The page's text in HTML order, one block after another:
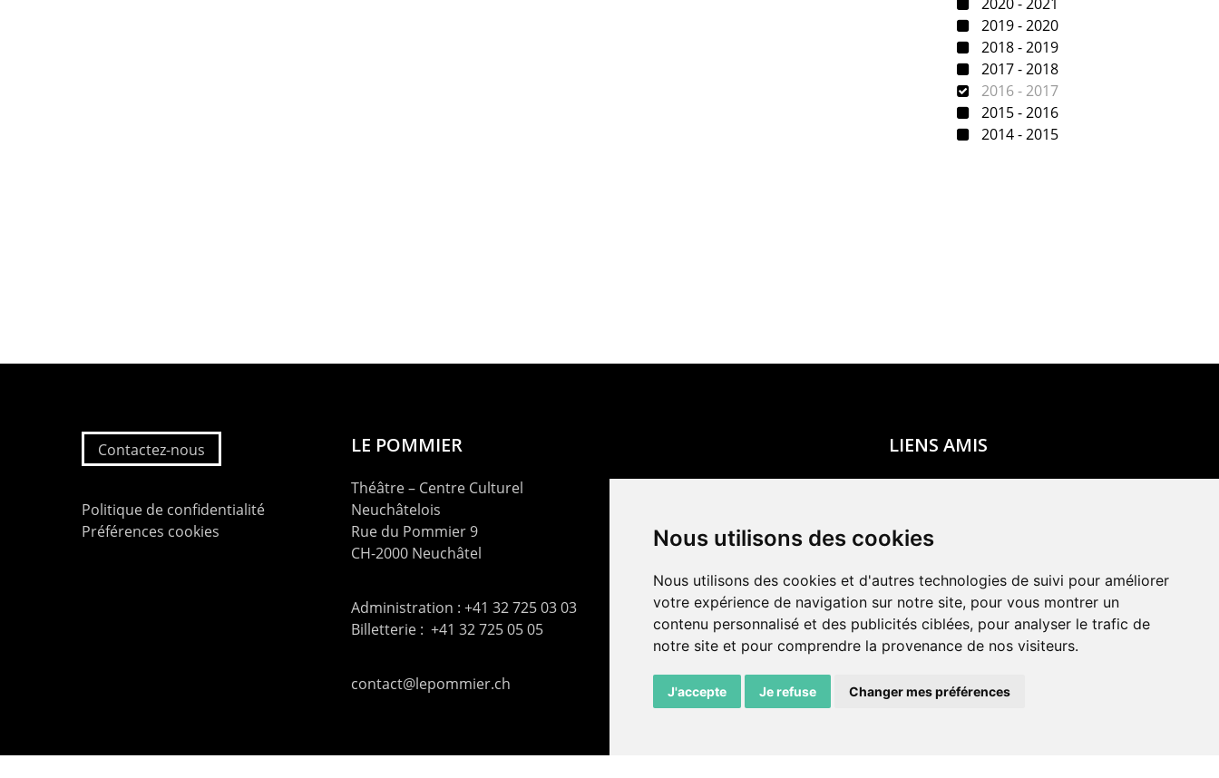
Nous utilisons des cookies
Nous utilisons des cookies et d'autres technologies de suivi pour améliorer
votre expérience de navigation sur notre site, pour vous montrer un
contenu personnalisé et des publicités ciblées, pour analyser le trafic de
notre site et pour comprendre la provenance de nos visiteurs.
J'accepte Je refuse Changer mes préférences
2019 - 2020
2018 - 2019
2017 - 2018
2016 - 2017
2015 - 2016
2014 - 2015
Contactez-nous
Politique de confidentialité
Préférences cookies
LE POMMIER
Théâtre – Centre Culturel
Neuchâtelois
Rue du Pommier 9
CH-2000 Neuchâtel
Administration : +41 32 725 03 03
Billetterie : +41 32 725 05 05
contact@lepommier.ch
LIENS AMIS